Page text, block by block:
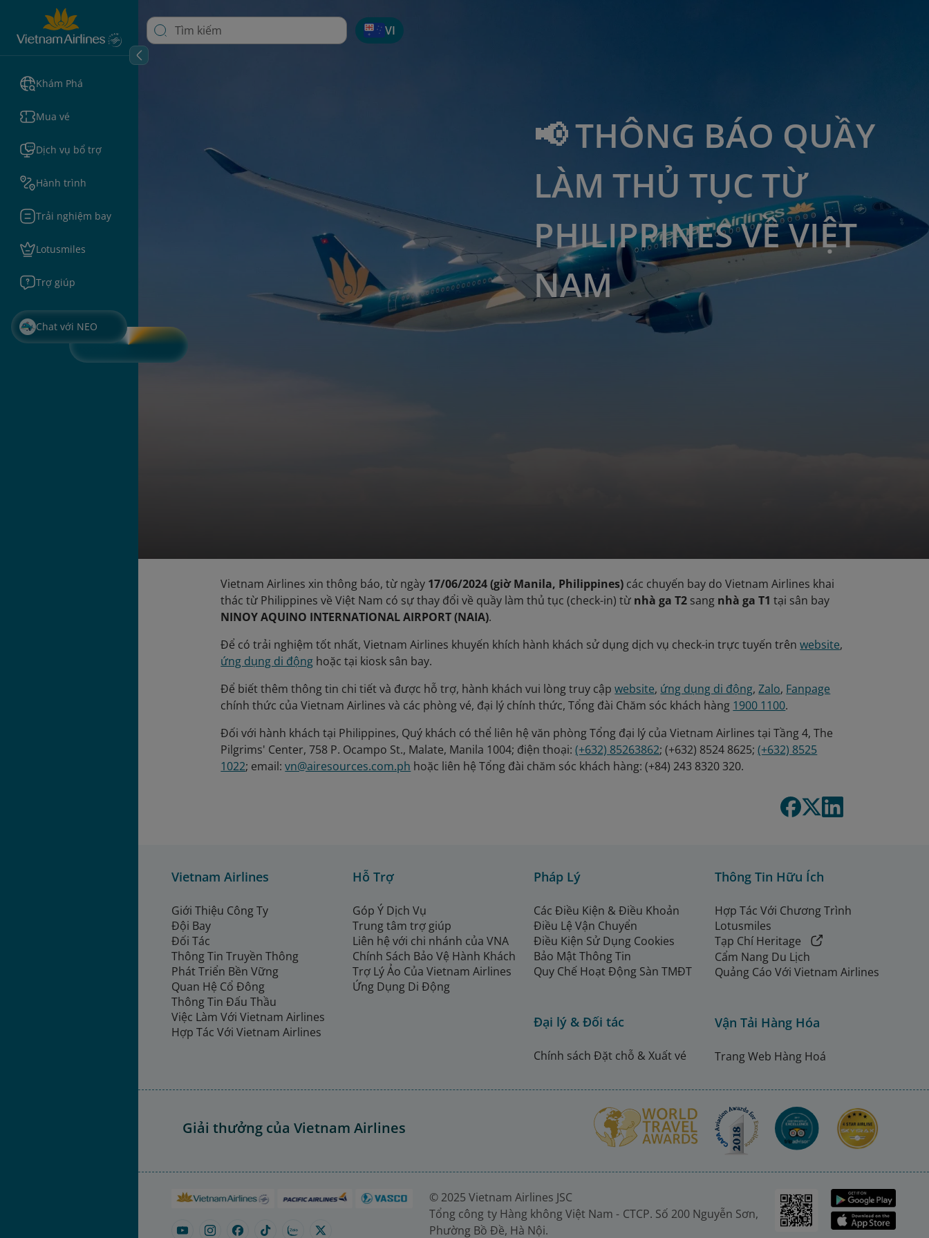
Khám Phá
Mua vé
Dịch vụ bổ trợ
Hành trình
Trải nghiệm bay
Lotusmiles
Trợ giúp
Chat với NEO
VI
📢 THÔNG BÁO QUẦY
LÀM THỦ TỤC TỪ
PHILIPPINES VỀ VIỆT
NAM
Vietnam Airlines xin thông báo, từ ngày 17/06/2024 (giờ Manila, Philippines) các chuyến bay do Vietnam Airlines khai
thác từ Philippines về Việt Nam có sự thay đổi về quầy làm thủ tục (check-in) từ nhà ga T2 sang nhà ga T1 tại sân bay
NINOY AQUINO INTERNATIONAL AIRPORT (NAIA).
Để có trải nghiệm tốt nhất, Vietnam Airlines khuyến khích hành khách sử dụng dịch vụ check-in trực tuyến trênwebsite,
ứng dụng di động hoặc tại kiosk sân bay.
Để biết thêm thông tin chi tiết và được hỗ trợ, hành khách vui lòng truy cậpwebsite, ứng dụng di động,Zalo, Fanpage
chính thức của Vietnam Airlines và các phòng vé, đại lý chính thức, Tổng đài Chăm sóc khách hàng 1900 1100.
Đối với hành khách tại Philippines, Quý khách có thể liên hệ văn phòng Tổng đại lý của Vietnam Airlines tại Tầng 4, The
Pilgrims' Center, 758 P. Ocampo St., Malate, Manila 1004; điện thoại:(+632) 85263862; (+632) 8524 8625;(+632) 8525
1022; email:vn@airesources.com.ph hoặc liên hệ Tổng đài chăm sóc khách hàng: (+84) 243 8320 320.
Vietnam Airlines
Giới Thiệu Công Ty
Đội Bay
Đối Tác
Thông Tin Truyền Thông
Phát Triển Bền Vững
Quan Hệ Cổ Đông
Thông Tin Đấu Thầu
Việc Làm Với Vietnam Airlines
Hợp Tác Với Vietnam Airlines
Hỗ Trợ
Góp Ý Dịch Vụ
Trung tâm trợ giúp
Liên hệ với chi nhánh của VNA
Chính Sách Bảo Vệ Hành Khách
Trợ Lý Ảo Của Vietnam Airlines
Ứng Dụng Di Động
Pháp Lý
Các Điều Kiện & Điều Khoản
Điều Lệ Vận Chuyển
Điều Kiện Sử Dụng Cookies
Bảo Mật Thông Tin
Quy Chế Hoạt Động Sàn TMĐT
Đại lý & Đối tác
Chính sách Đặt chỗ & Xuất vé
Thông Tin Hữu Ích
Hợp Tác Với Chương Trình
Lotusmiles
Tạp Chí Heritage
Cẩm Nang Du Lịch
Quảng Cáo Với Vietnam Airlines
Vận Tải Hàng Hóa
Trang Web Hàng Hoá
Giải thưởng của Vietnam Airlines
© 2025 Vietnam Airlines JSC
Tổng công ty Hàng không Việt Nam - CTCP. Số 200 Nguyễn Sơn,
Phường Bồ Đề, Hà Nội.